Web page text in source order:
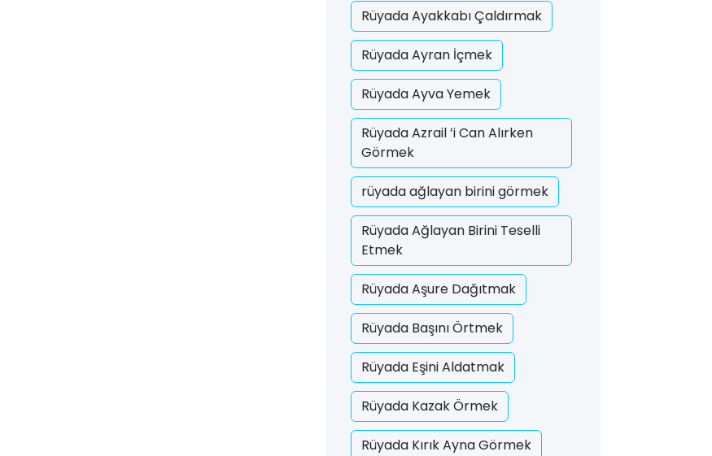
Rüyada Ayakkabı Çaldırmak
Rüyada Ayran İçmek
Rüyada Ayva Yemek
Rüyada Azrail ’i Can Alırken
Görmek
rüyada ağlayan birini görmek
Rüyada Ağlayan Birini Teselli
Etmek
Rüyada Aşure Dağıtmak
Rüyada Başını Örtmek
Rüyada Eşini Aldatmak
Rüyada Kazak Örmek
Rüyada Kırık Ayna Görmek